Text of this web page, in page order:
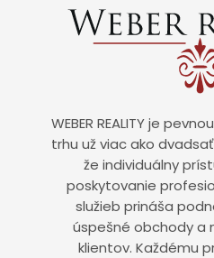
WEBER REALITY je
trhu už viac ako
že individuálny
poskytovanie
služieb prináša
úspešné obchody a
klientov. Každému